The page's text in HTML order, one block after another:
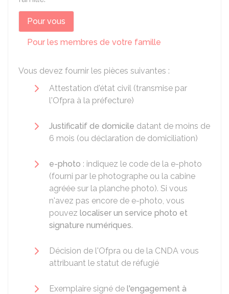
Pour vous
Pour les membres de votre famille
Vous devez fournir les pièces suivantes :
Attestation d'état civil (transmise par
l'Ofpra à la préfecture)
Justificatif de domicile datant de moins de
6 mois (ou déclaration de domiciliation)
e-photo : indiquez le code de la e-photo
(fourni par le photographe ou la cabine
agréée sur la planche photo). Si vous
n'avez pas encore de e-photo, vous
pouvez localiser un service photo et
signature numériques.
Décision de l'Ofpra ou de la CNDA vous
attribuant le statut de réfugié
Exemplaire signé de l'engagement à